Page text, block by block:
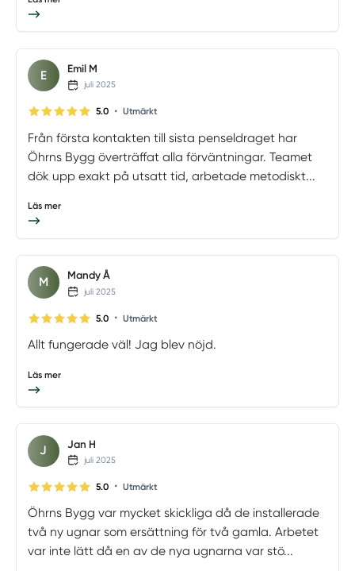
E Emil M
juli 2025
5.0 • Utmärkt
Från första kontakten till sista penseldraget har
Öhrns Bygg överträffat alla förväntningar. Teamet
dök upp exakt på utsatt tid, arbetade metodiskt...
Läs mer
M Mandy Å
juli 2025
5.0 • Utmärkt
Allt fungerade väl! Jag blev nöjd.
Läs mer
J Jan H
juli 2025
5.0 • Utmärkt
Öhrns Bygg var mycket skickliga då de installerade
två ny ugnar som ersättning för två gamla. Arbetet
var inte lätt då en av de nya ugnarna var stö...